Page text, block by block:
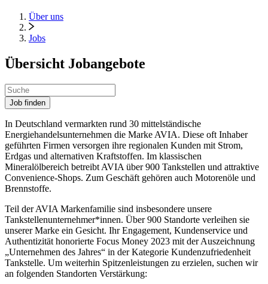
Über uns
Jobs
Übersicht Jobangebote
Job finden
In Deutschland vermarkten rund 30 mittelständische
Energiehandelsunternehmen die Marke AVIA. Diese oft Inhaber
geführten Firmen versorgen ihre regionalen Kunden mit Strom,
Erdgas und alternativen Kraftstoffen. Im klassischen
Mineralölbereich betreibt AVIA über 900 Tankstellen und attraktive
Convenience-Shops. Zum Geschäft gehören auch Motorenöle und
Brennstoffe.
Teil der AVIA Markenfamilie sind insbesondere unsere
Tankstellenunternehmer*innen. Über 900 Standorte verleihen sie
unserer Marke ein Gesicht. Ihr Engagement, Kundenservice und
Authentizität honorierte Focus Money 2023 mit der Auszeichnung
„Unternehmen des Jahres“ in der Kategorie Kundenzufriedenheit
Tankstelle. Um weiterhin Spitzenleistungen zu erzielen, suchen wir
an folgenden Standorten Verstärkung: